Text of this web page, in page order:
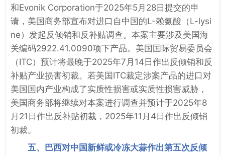
和Evonik Corporation于2025年5月28日提交的申
请，美国商务部宣布对进口自中国的L-赖氨酸（L-lysi
ne）发起反倾销和反补贴调查。本案主要涉及美国海
关编码2922.41.0090项下产品。美国国际贸易委员会
（ITC）预计将最晚于2025年7月14日作出反倾销和反
补贴产业损害初裁。若美国ITC裁定涉案产品的进口对
美国国内产业构成了实质性损害或实质性损害威胁，
美国商务部将继续对本案进行调查并预计于2025年8
月21日作出反补贴初裁，2025年11月4日作出反倾销
初裁。
五、巴西对中国新鲜或冷冻大蒜作出第五次反倾